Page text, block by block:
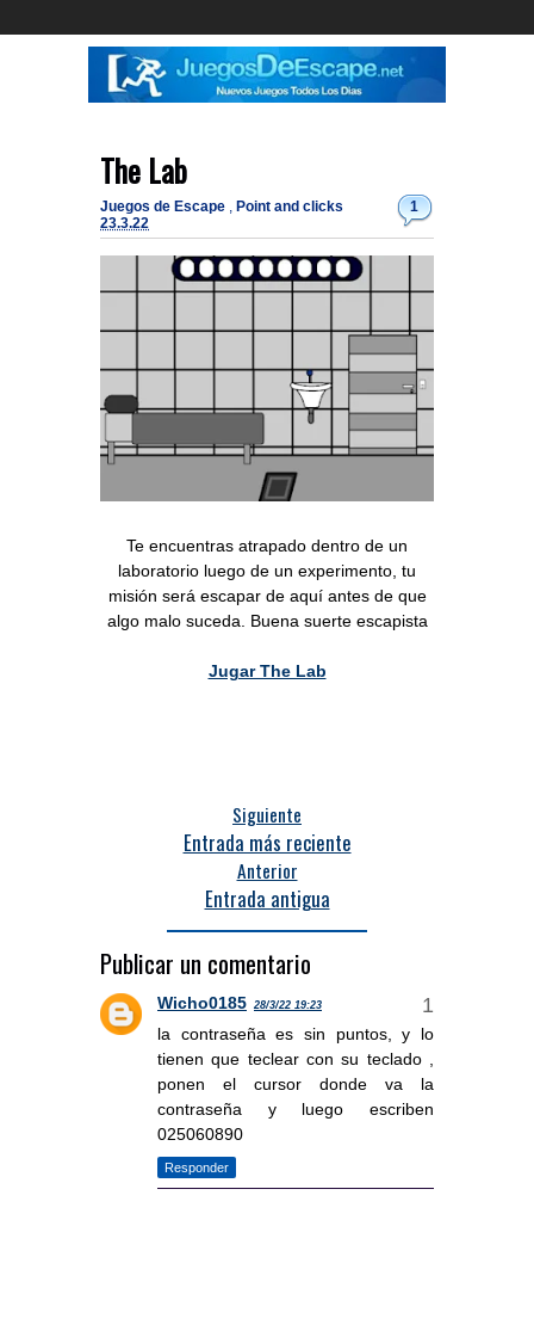
The Lab
1
Juegos de Escape , Point and clicks
23.3.22
Te encuentras atrapado dentro de un
laboratorio luego de un experimento, tu
misión será escapar de aquí antes de que
algo malo suceda. Buena suerte escapista
Jugar The Lab
Siguiente
Entrada más reciente
Anterior
Entrada antigua
Publicar un comentario
Wicho0185 28/3/22 19:23
la contraseña es sin puntos, y lo
tienen que teclear con su teclado ,
ponen el cursor donde va la
contraseña y luego escriben
025060890
Responder